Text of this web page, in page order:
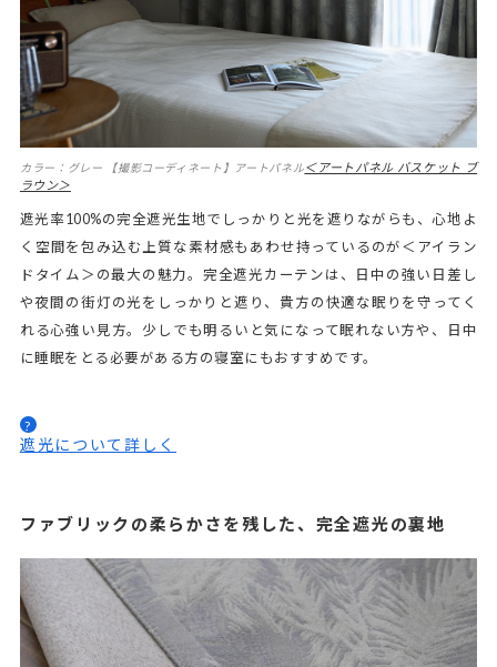
カラー：グレー 【撮影コーディネート】アートパネル＜アートパネル バスケット ブ
ラウン＞
遮光率100%の完全遮光生地でしっかりと光を遮りながらも、心地よ
く空間を包み込む上質な素材感もあわせ持っているのが＜アイラン
ドタイム＞の最大の魅力。完全遮光カーテンは、日中の強い日差し
や夜間の街灯の光をしっかりと遮り、貴方の快適な眠りを守ってく
れる心強い見方。少しでも明るいと気になって眠れない方や、日中
に睡眠をとる必要がある方の寝室にもおすすめです。
?
遮光について詳しく
ファブリックの柔らかさを残した、完全遮光の裏地